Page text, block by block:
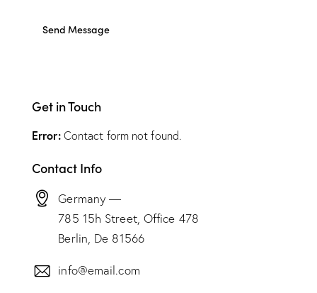
Send Message
Get in Touch
Error:Contact form not found.
Contact Info
Germany —
785 15h Street, Office 478
Berlin, De 81566
info@email.com